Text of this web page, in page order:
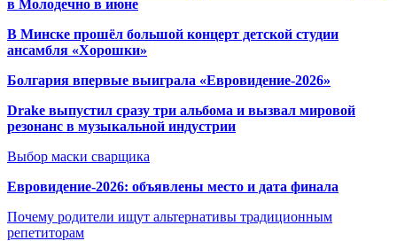
в Молодечно в июне
В Минске прошёл большой концерт детской студии
ансамбля «Хорошки»
Болгария впервые выиграла «Евровидение-2026»
Drake выпустил сразу три альбома и вызвал мировой
резонанс в музыкальной индустрии
Выбор маски сварщика
Евровидение-2026: объявлены место и дата финала
Почему родители ищут альтернативы традиционным
репетиторам